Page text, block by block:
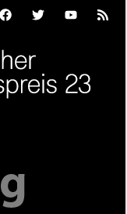
FacebookTwitterYoutubeFeed